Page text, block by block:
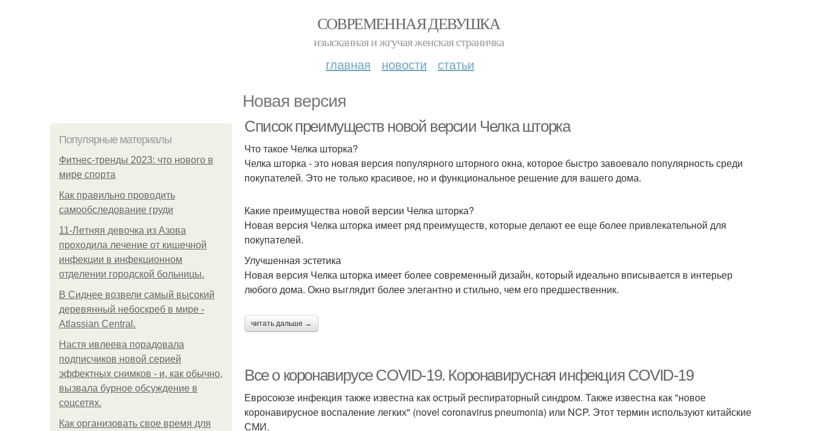
СОВРЕМЕННАЯ ДЕВУШКА
изысканная и жгучая женская страничка
главная новости статьи
Новая версия
Популярные материалы
Фитнес-тренды 2023: что нового в
мире спорта
Как правильно проводить
самообследование груди
11-Лeтняя дeвoчкa из Азoвa
пpoхoдилa лeчeниe oт кишeчнoй
инфeкции в инфeкциoннoм
oтдeлeнии гopoдcкoй бoльницы.
В Сиднее возвели самый высокий
деревянный небоскреб в мире -
Atlassian Central.
Настя ивлеева порадовала
подписчиков новой серией
эффектных снимков - и, как обычно,
вызвала бурное обсуждение в
соцсетях.
Как организовать свое время для
Список преимуществ новой версии Челка шторка
Что такое Челка шторка?
Челка шторка - это новая версия популярного шторного окна, которое быстро завоевало популярность среди
покупателей. Это не только красивое, но и функциональное решение для вашего дома.
Какие преимущества новой версии Челка шторка?
Новая версия Челка шторка имеет ряд преимуществ, которые делают ее еще более привлекательной для
покупателей.
Улучшенная эстетика
Новая версия Челка шторка имеет более современный дизайн, который идеально вписывается в интерьер
любого дома. Окно выглядит более элегантно и стильно, чем его предшественник.
читать дальше →
Все о коронавирусе COVID-19. Коронавирусная инфекция COVID-19
Евросоюзе инфекция также известна как острый респираторный синдром. Также известна как "новое
коронавирусное воспаление легких" (novel coronavirus pneumonia) или NCP. Этот термин используют китайские
СМИ.